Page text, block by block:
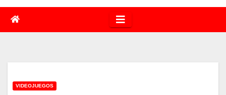
VIDEOJUEGOS